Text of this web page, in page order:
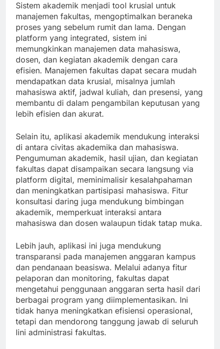
Sistem akademik menjadi tool krusial untuk
manajemen fakultas, mengoptimalkan beraneka
proses yang sebelum rumit dan lama. Dengan
platform yang integrated, sistem ini
memungkinkan manajemen data mahasiswa,
dosen, dan kegiatan akademik dengan cara
efisien. Manajemen fakultas dapat secara mudah
mendapatkan data krusial, misalnya jumlah
mahasiswa aktif, jadwal kuliah, dan presensi, yang
membantu di dalam pengambilan keputusan yang
lebih efisien dan akurat.
Selain itu, aplikasi akademik mendukung interaksi
di antara civitas akademika dan mahasiswa.
Pengumuman akademik, hasil ujian, dan kegiatan
fakultas dapat disampaikan secara langsung via
platform digital, meminimalisir kesalahpahaman
dan meningkatkan partisipasi mahasiswa. Fitur
konsultasi daring juga mendukung bimbingan
akademik, memperkuat interaksi antara
mahasiswa dan dosen walaupun tidak tatap muka.
Lebih jauh, aplikasi ini juga mendukung
transparansi pada manajemen anggaran kampus
dan pendanaan beasiswa. Melalui adanya fitur
pelaporan dan monitoring, fakultas dapat
mengetahui penggunaan anggaran serta hasil dari
berbagai program yang diimplementasikan. Ini
tidak hanya meningkatkan efisiensi operasional,
tetapi dan mendorong tanggung jawab di seluruh
lini administrasi fakultas.